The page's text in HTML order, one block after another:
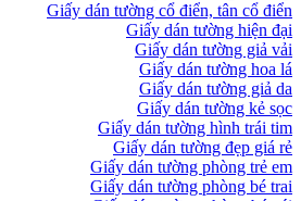
Giấy dán tường cổ điển, tân cổ điển
Giấy dán tường hiện đại
Giấy dán tường giả vải
Giấy dán tường hoa lá
Giấy dán tường giả da
Giấy dán tường kẻ sọc
Giấy dán tường hình trái tim
Giấy dán tường đẹp giá rẻ
Giấy dán tường phòng trẻ em
Giấy dán tường phòng bé trai